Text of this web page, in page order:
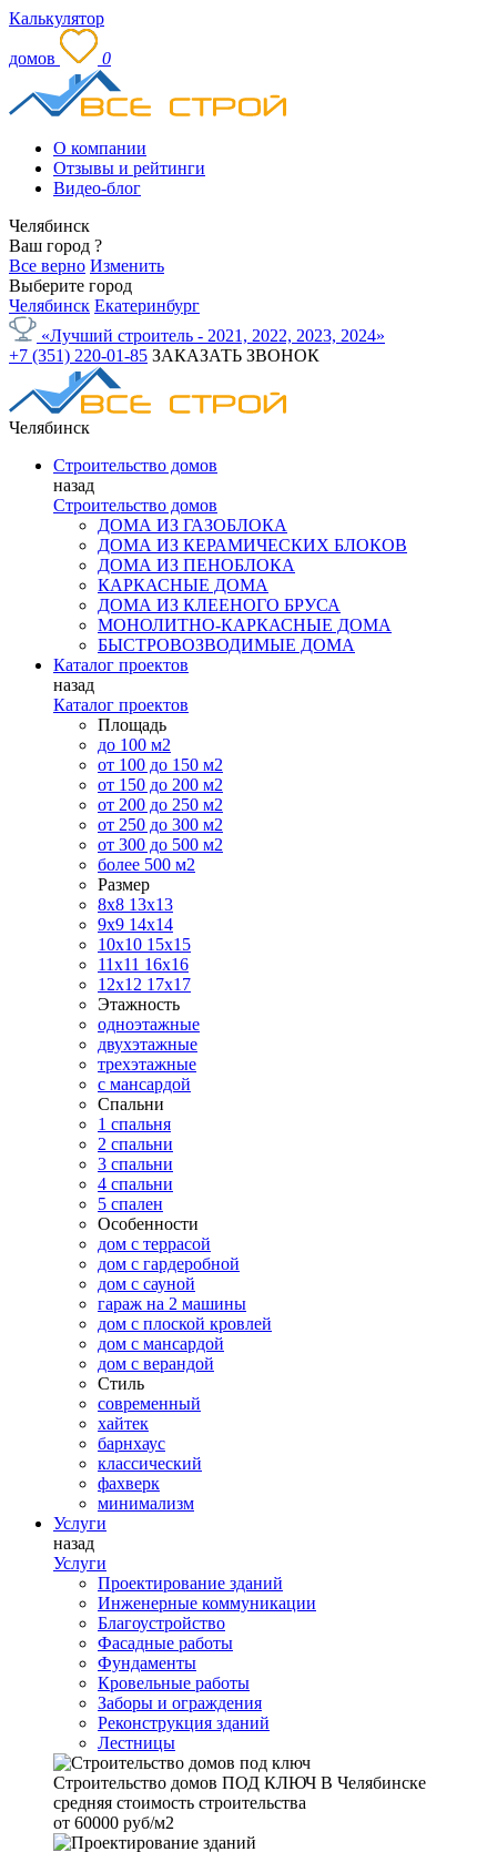
Калькулятор
домов 0
О компании
Отзывы и рейтинги
Видео-блог
Челябинск
Ваш город ?
Все верно Изменить
Выберите город
Челябинск Екатеринбург
«Лучший строитель - 2021, 2022, 2023, 2024»
+7 (351) 220-01-85 ЗАКАЗАТЬ ЗВОНОК
Челябинск
Строительство домов
назад
Строительство домов
ДОМА ИЗ ГАЗОБЛОКА
ДОМА ИЗ КЕРАМИЧЕСКИХ БЛОКОВ
ДОМА ИЗ ПЕНОБЛОКА
КАРКАСНЫЕ ДОМА
ДОМА ИЗ КЛЕЕНОГО БРУСА
МОНОЛИТНО-КАРКАСНЫЕ ДОМА
БЫСТРОВОЗВОДИМЫЕ ДОМА
Каталог проектов
назад
Каталог проектов
Площадь
до 100 м2
от 100 до 150 м2
от 150 до 200 м2
от 200 до 250 м2
от 250 до 300 м2
от 300 до 500 м2
более 500 м2
Размер
8х8 13х13
9х9 14х14
10х10 15х15
11x11 16х16
12х12 17х17
Этажность
одноэтажные
двухэтажные
трехэтажные
с мансардой
Спальни
1 спальня
2 спальни
3 спальни
4 спальни
5 спален
Особенности
дом с террасой
дом с гардеробной
дом с сауной
гараж на 2 машины
дом с плоской кровлей
дом с мансардой
дом с верандой
Стиль
современный
хайтек
барнхаус
классический
фахверк
минимализм
Услуги
назад
Услуги
Проектирование зданий
Инженерные коммуникации
Благоустройство
Фасадные работы
Фундаменты
Кровельные работы
Заборы и ограждения
Реконструкция зданий
Лестницы
Строительство домов ПОД КЛЮЧ В Челябинске
средняя стоимость строительства
от 60000 руб/м2